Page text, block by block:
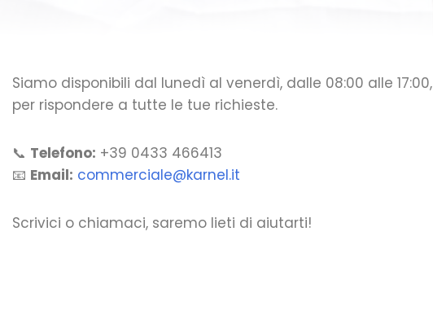
Siamo disponibili dal lunedì al venerdì, dalle 08:00 alle 17:00,
per rispondere a tutte le tue richieste.
📞 Telefono: +39 0433 466413
📧 Email: commerciale@karnel.it
Scrivici o chiamaci, saremo lieti di aiutarti!